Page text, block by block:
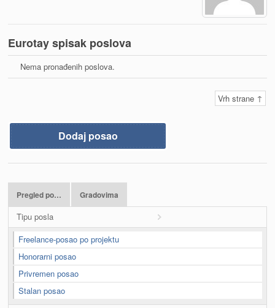
Eurotay spisak poslova
Nema pronađenih poslova.
Vrh strane ↑
Dodaj posao
Pregled po… Gradovima
Tipu posla
Freelance-posao po projektu
Honorarni posao
Privremen posao
Stalan posao